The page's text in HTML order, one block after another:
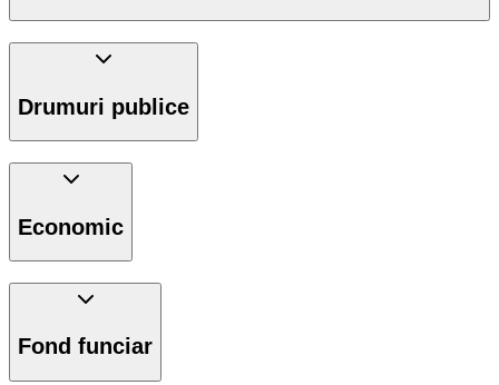
Drumuri publice
Economic
Fond funciar